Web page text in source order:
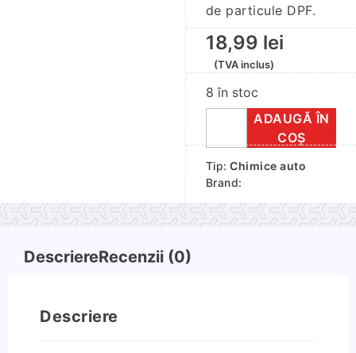
de particule DPF.
18,99 lei
(TVA inclus)
8 în stoc
Cantitate
curatare
450ml
ADAUGĂ ÎN
COȘ
Tip: Chimice auto
Brand:
DescriereRecenzii (0)
Descriere